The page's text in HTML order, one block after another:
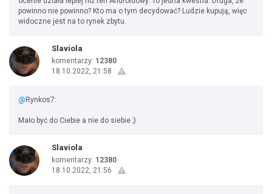
powinno nie powinno? Kto ma o tym decydować? Ludzie kupują, więc
widoczne jest na to rynek zbytu.
Slaviola
komentarzy: 12380
18.10.2022, 21:58
@ Rynkos7:
Mało być do Ciebie a nie do siebie ;)
Slaviola
komentarzy: 12380
18.10.2022, 21:56